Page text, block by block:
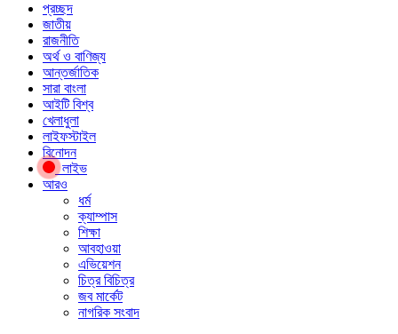
প্রচ্ছদ
জাতীয়
রাজনীতি
অর্থ ও বাণিজ্য
আন্তর্জাতিক
সারা বাংলা
আইটি বিশ্ব
খেলাধুলা
লাইফস্টাইল
বিনোদন
লাইভ
আরও
ধর্ম
ক্যাম্পাস
শিক্ষা
আবহাওয়া
এভিয়েশন
চিত্র বিচিত্র
জব মার্কেট
নাগরিক সংবাদ